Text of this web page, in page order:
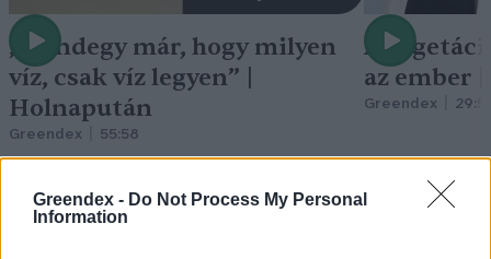
Greendex - Do Not Process My Personal
Information
„Mindegy már, hogy milyen
víz, csak víz legyen” |
Holnapután
Greendex 55:58
A
az ember
Greendex